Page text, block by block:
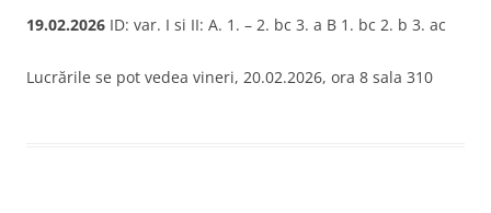
19.02.2026 ID: var. I si II: A. 1. – 2. bc 3. a B 1. bc 2. b 3. ac
Lucrările se pot vedea vineri, 20.02.2026, ora 8 sala 310